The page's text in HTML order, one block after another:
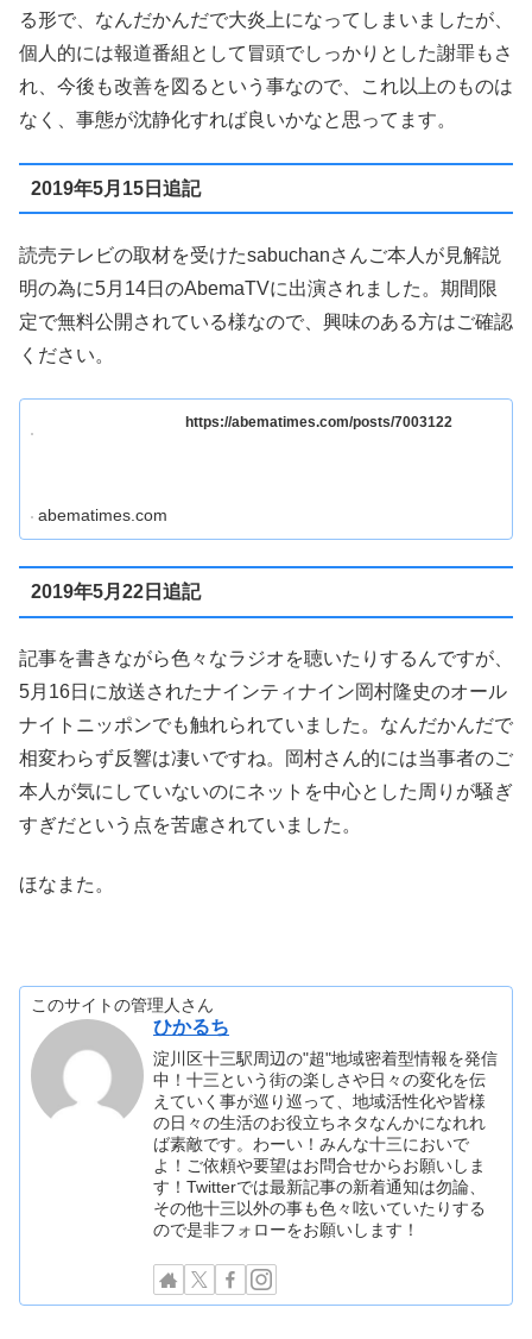
る形で、なんだかんだで大炎上になってしまいましたが、
個人的には報道番組として冒頭でしっかりとした謝罪もさ
れ、今後も改善を図るという事なので、これ以上のものは
なく、事態が沈静化すれば良いかなと思ってます。
2019年5月15日追記
読売テレビの取材を受けたsabuchanさんご本人が見解説
明の為に5月14日のAbemaTVに出演されました。期間限
定で無料公開されている様なので、興味のある方はご確認
ください。
https://abematimes.com/posts/7003122
abematimes.com
2019年5月22日追記
記事を書きながら色々なラジオを聴いたりするんですが、
5月16日に放送されたナインティナイン岡村隆史のオール
ナイトニッポンでも触れられていました。なんだかんだで
相変わらず反響は凄いですね。岡村さん的には当事者のご
本人が気にしていないのにネットを中心とした周りが騒ぎ
すぎだという点を苦慮されていました。
ほなまた。
このサイトの管理人さん
ひかるち
淀川区十三駅周辺の"超"地域密着型情報を発信
中！十三という街の楽しさや日々の変化を伝
えていく事が巡り巡って、地域活性化や皆様
の日々の生活のお役立ちネタなんかになれれ
ば素敵です。わーい！みんな十三においで
よ！ご依頼や要望はお問合せからお願いしま
す！Twitterでは最新記事の新着通知は勿論、
その他十三以外の事も色々呟いていたりする
ので是非フォローをお願いします！